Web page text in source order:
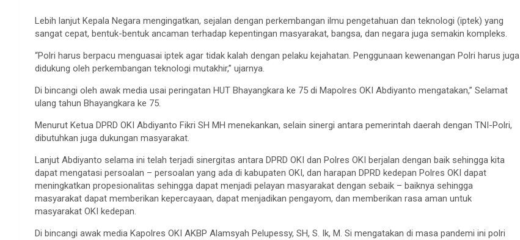
Lebih lanjut Kepala Negara mengingatkan, sejalan dengan perkembangan ilmu pengetahuan dan teknologi (iptek) yang
sangat cepat, bentuk-bentuk ancaman terhadap kepentingan masyarakat, bangsa, dan negara juga semakin kompleks.
“Polri harus berpacu menguasai iptek agar tidak kalah dengan pelaku kejahatan. Penggunaan kewenangan Polri harus juga
didukung oleh perkembangan teknologi mutakhir,” ujarnya.
Di bincangi oleh awak media usai peringatan HUT Bhayangkara ke 75 di Mapolres OKI Abdiyanto mengatakan,” Selamat
ulang tahun Bhayangkara ke 75.
Menurut Ketua DPRD OKI Abdiyanto Fikri SH MH menekankan, selain sinergi antara pemerintah daerah dengan TNI-Polri,
dibutuhkan juga dukungan masyarakat.
Lanjut Abdiyanto selama ini telah terjadi sinergitas antara DPRD OKI dan Polres OKI berjalan dengan baik sehingga kita
dapat mengatasi persoalan – persoalan yang ada di kabupaten OKI, dan harapan DPRD kedepan Polres OKI dapat
meningkatkan propesionalitas sehingga dapat menjadi pelayan masyarakat dengan sebaik – baiknya sehingga
masyarakat dapat memberikan kepercayaan, dapat menjadikan pengayom, dan memberikan rasa aman untuk
masyarakat OKI kedepan.
Di bincangi awak media Kapolres OKI AKBP Alamsyah Pelupessy, SH, S. Ik, M. Si mengatakan di masa pandemi ini polri